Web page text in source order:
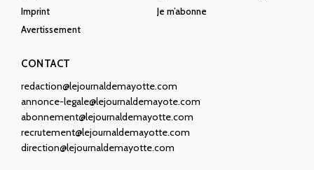
Imprint
Avertissement
Je m’abonne
CONTACT
redaction@lejournaldemayotte.com
annonce-legale@lejournaldemayote.com
abonnement@lejournaldemayotte.com
recrutement@lejournaldemayotte.com
direction@lejournaldemayotte.com